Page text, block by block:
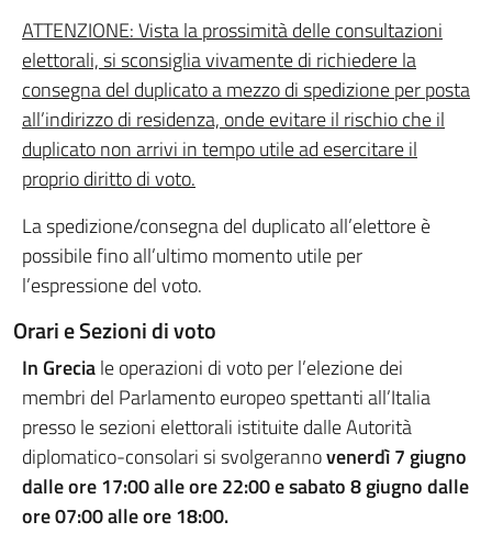
ATTENZIONE: Vista la prossimità delle consultazioni
elettorali, si sconsiglia vivamente di richiedere la
consegna del duplicato a mezzo di spedizione per posta
all’indirizzo di residenza, onde evitare il rischio che il
duplicato non arrivi in tempo utile ad esercitare il
proprio diritto di voto.
La spedizione/consegna del duplicato all’elettore è
possibile fino all’ultimo momento utile per
l’espressione del voto.
Orari e Sezioni di voto
In Greciale operazioni di voto per l’elezione dei
membri del Parlamento europeo spettanti all’Italia
presso le sezioni elettorali istituite dalle Autorità
diplomatico-consolari si svolgerannovenerdì 7 giugno
dalle ore 17:00 alle ore 22:00 e sabato 8 giugno dalle
ore 07:00 alle ore 18:00.